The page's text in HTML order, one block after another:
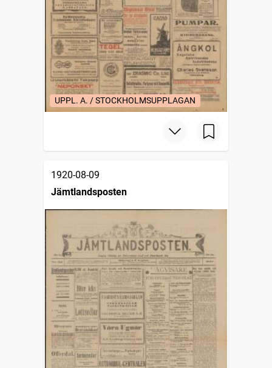
UPPL. A. / STOCKHOLMSUPPLAGAN
1920-08-09
Jämtlandsposten